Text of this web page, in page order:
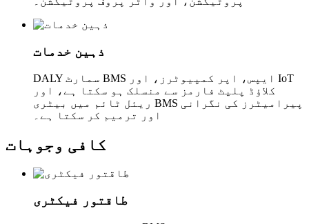
ذہین خدمات
DALY سمارٹ BMS ایپس، اپر کمپیوٹرز، اور IoT
کلاؤڈ پلیٹ فارمز سے منسلک ہو سکتا ہے، اور
ریئل ٹائم میں بیٹری BMS پیرامیٹرز کی نگرانی
اور ترمیم کر سکتا ہے۔
کافی وجوہات
طاقتور فیکٹری